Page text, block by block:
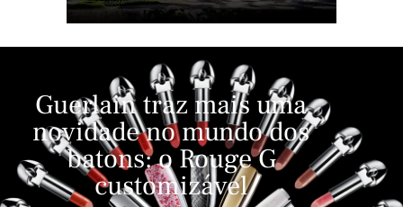
Guerlain traz mais uma
novidade no mundo dos
batons: o Rouge G
customizável